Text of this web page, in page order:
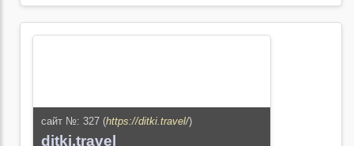
Перейти на сайт →
сайт №: 327 (https://ditki.travel/)
ditki.travel